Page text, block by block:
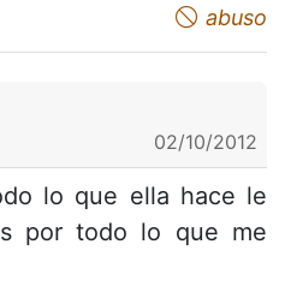
abuso
02/10/2012
lo que ella hace le
por todo lo que me